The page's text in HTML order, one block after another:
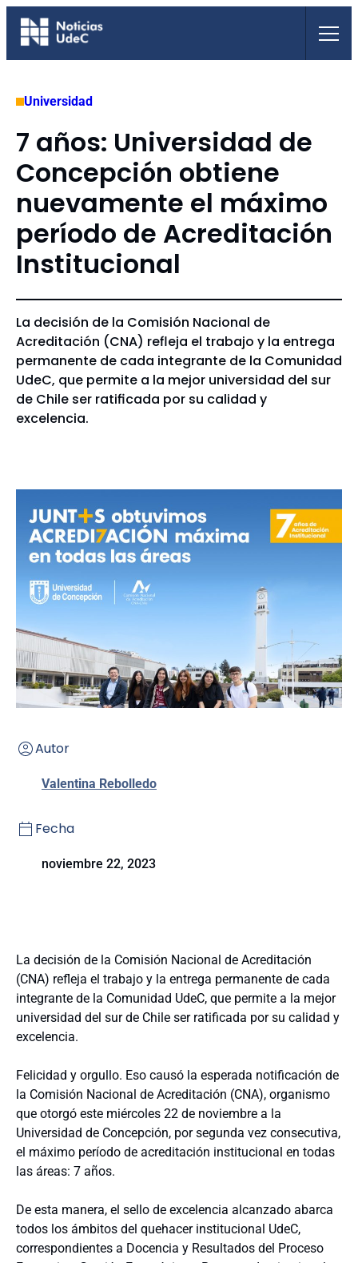
Saltar
Universidad
7 años: Universidad de
Concepción obtiene
nuevamente el máximo
período de Acreditación
Institucional
La decisión de la Comisión Nacional de
Acreditación (CNA) refleja el trabajo y la entrega
permanente de cada integrante de la Comunidad
UdeC, que permite a la mejor universidad del sur
de Chile ser ratificada por su calidad y
excelencia.
Autor
Valentina Rebolledo
Fecha
noviembre 22, 2023
La decisión de la Comisión Nacional de Acreditación
(CNA) refleja el trabajo y la entrega permanente de cada
integrante de la Comunidad UdeC, que permite a la mejor
universidad del sur de Chile ser ratificada por su calidad y
excelencia.
Felicidad y orgullo. Eso causó la esperada notificación de
la Comisión Nacional de Acreditación (CNA), organismo
que otorgó este miércoles 22 de noviembre a la
Universidad de Concepción, por segunda vez consecutiva,
el máximo período de acreditación institucional en todas
las áreas: 7 años.
De esta manera, el sello de excelencia alcanzado abarca
todos los ámbitos del quehacer institucional UdeC,
correspondientes a Docencia y Resultados del Proceso